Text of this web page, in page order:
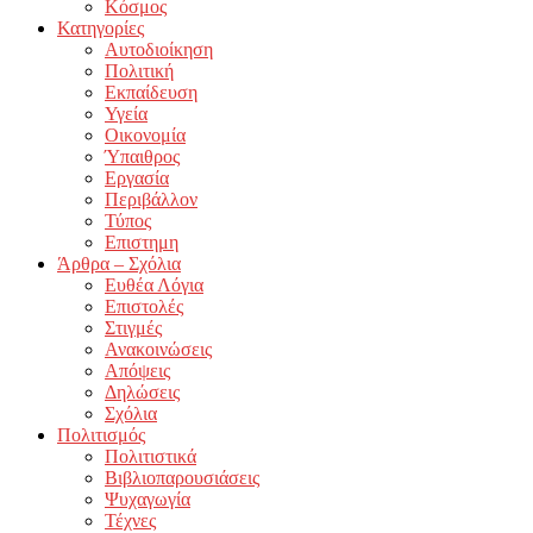
Κόσμος
Κατηγορίες
Αυτοδιοίκηση
Πολιτική
Εκπαίδευση
Υγεία
Οικονομία
Ύπαιθρος
Εργασία
Περιβάλλον
Τύπος
Επιστημη
Άρθρα – Σχόλια
Ευθέα Λόγια
Επιστολές
Στιγμές
Ανακοινώσεις
Απόψεις
Δηλώσεις
Σχόλια
Πολιτισμός
Πολιτιστικά
Βιβλιοπαρουσιάσεις
Ψυχαγωγία
Τέχνες